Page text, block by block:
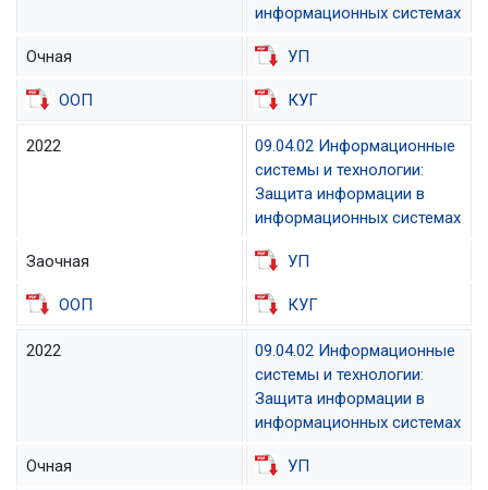
информационных системах
Очная УП
ООП КУГ
2022
09.04.02 Информационные
системы и технологии:
Защита информации в
информационных системах
Заочная УП
ООП КУГ
2022
09.04.02 Информационные
системы и технологии:
Защита информации в
информационных системах
Очная УП